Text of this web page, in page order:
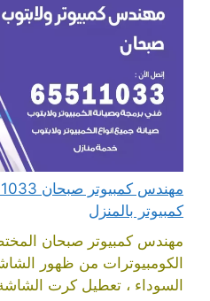
كمبيوتر بالمنزل
مهندس كمبيوتر صبحان
الكومبيوترات من ظهور
السوداء ، تعطيل كرت